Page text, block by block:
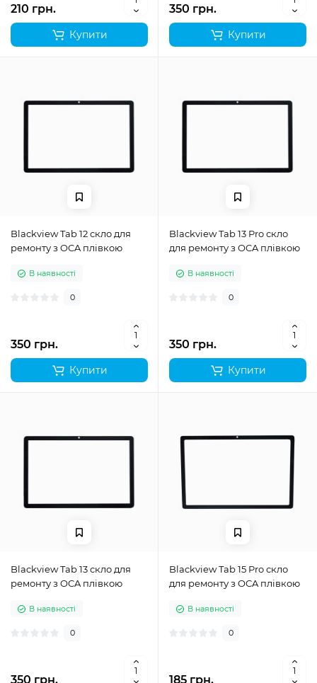
210 грн.
Купити
350 грн.
Купити
Blackview Tab 12 скло для
ремонту з OCA плівкою
В наявності
0
350 грн.
Купити
Blackview Tab 13 Pro скло
для ремонту з OCA плівкою
В наявності
0
350 грн.
Купити
Blackview Tab 13 скло для
ремонту з OCA плівкою
В наявності
0
350 грн.
Blackview Tab 15 Pro скло
для ремонту з OCA плівкою
В наявності
0
185 грн.